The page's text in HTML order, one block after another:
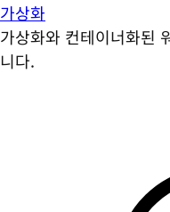
가상화
가상화와 컨테이너화된
니다.